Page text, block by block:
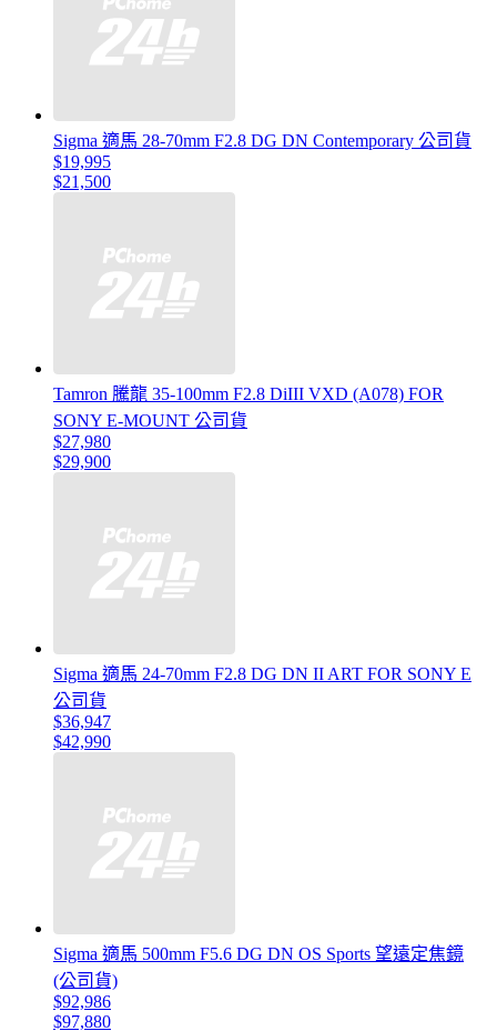
Sigma 適馬 28-70mm F2.8 DG DN Contemporary 公司貨
$19,995
$21,500
Tamron 騰龍 35-100mm F2.8 DiIII VXD (A078) FOR
SONY E-MOUNT 公司貨
$27,980
$29,900
Sigma 適馬 24-70mm F2.8 DG DN II ART FOR SONY E
公司貨
$36,947
$42,990
Sigma 適馬 500mm F5.6 DG DN OS Sports 望遠定焦鏡
(公司貨)
$92,986
$97,880